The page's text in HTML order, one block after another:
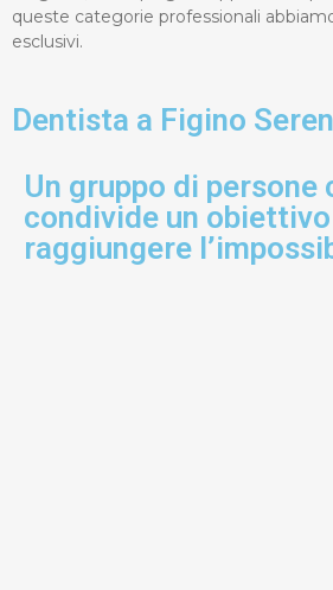
queste categorie professionali
esclusivi.
Dentista a Figino
Un gruppo di persone
condivide un
raggiungere